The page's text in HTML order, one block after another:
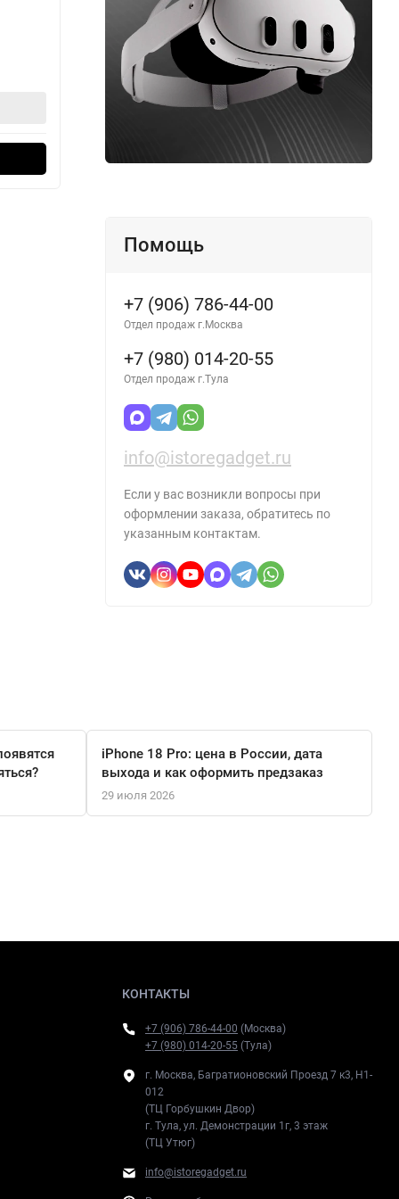
В наличии
166 990 ₽ 184 990 ₽
В корзину
Оформить в 1 клик
Помощь
+7 (906) 786-44-00
Отдел продаж г.Москва
+7 (980) 014-20-55
Отдел продаж г.Тула
info@istoregadget.ru
Если у вас возникли вопросы при
оформлении заказа, обратитесь по
указанным контактам.
iPhone 18 Pro: цена в России, дата
выхода и как оформить предзаказ
29 июля 2026
КОНТАКТЫ
+7 (906) 786-44-00 (Москва)
+7 (980) 014-20-55 (Тула)
г. Москва, Багратионовский Проезд 7 к3, H1-
012
(ТЦ Горбушкин Двор)
г. Тула, ул. Демонстрации 1г, 3 этаж
(ТЦ Утюг)
info@istoregadget.ru